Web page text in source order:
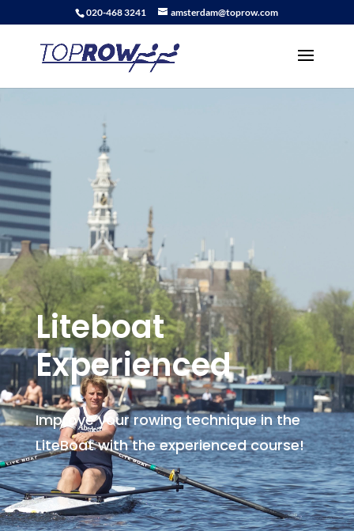
020-468 3241 amsterdam@toprow.com
Liteboat
Experienced
Improve your rowing technique in the
LiteBoat with the experienced course!